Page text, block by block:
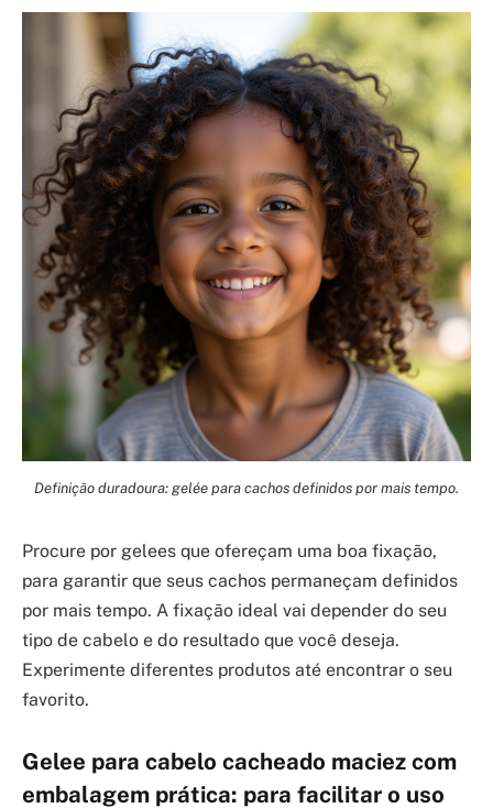
Definição duradoura: gelée para cachos definidos por mais tempo.
Procure por gelees que ofereçam uma boa fixação,
para garantir que seus cachos permaneçam definidos
por mais tempo. A fixação ideal vai depender do seu
tipo de cabelo e do resultado que você deseja.
Experimente diferentes produtos até encontrar o seu
favorito.
Gelee para cabelo cacheado maciez com
embalagem prática: para facilitar o uso